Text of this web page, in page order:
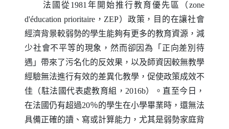
法國從1981年開始推行教育優先區（zone
d'éducation prioritaire， ZEP）政策，目的在讓社會
經濟背景較弱勢的學生能夠有更多的教育資源，減
少社會不平等的現象，然而卻因為「正向差別待
遇」帶來了污名化的反效果，以及師資因較無教學
經驗無法進行有效的差異化教學，促使政策成效不
佳（駐法國代表處教育組，2016b）。直至今日，
在法國仍有超過20％的學生在小學畢業時，還無法
具備正確的讀、寫或計算能力，尤其是弱勢家庭背